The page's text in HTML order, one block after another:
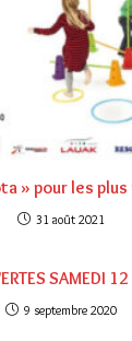
» pour les
31 août 2021
SAMEDI 12
9 septembre 2020